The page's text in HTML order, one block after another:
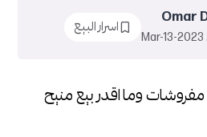
وما اقدر بيع منيح
Omar
اسرار البيع